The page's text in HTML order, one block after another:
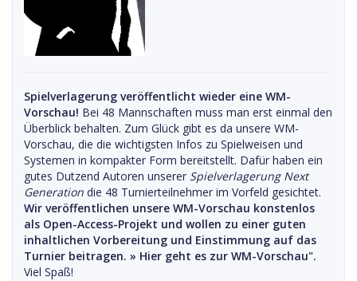
Spielverlagerung veröffentlicht wieder eine WM-
Vorschau! Bei 48 Mannschaften muss man erst einmal den
Überblick behalten. Zum Glück gibt es da unsere WM-
Vorschau, die die wichtigsten Infos zu Spielweisen und
Systemen in kompakter Form bereitstellt. Dafür haben ein
gutes Dutzend Autoren unserer Spielverlagerung Next
Generation die 48 Turnierteilnehmer im Vorfeld gesichtet.
Wir veröffentlichen unsere WM-Vorschau konstenlos
als Open-Access-Projekt und wollen zu einer guten
inhaltlichen Vorbereitung und Einstimmung auf das
Turnier beitragen. » Hier geht es zur WM-Vorschau".
Viel Spaß!